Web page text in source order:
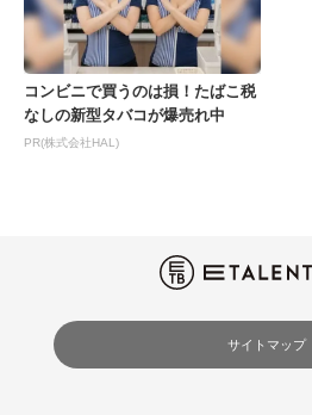
コンビニで買うのは損！たばこ税
なしの新型タバコが爆売れ中
PR(株式会社HAL)
サイトマップ